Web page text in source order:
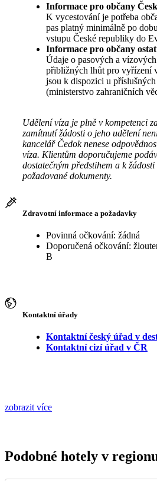
Informace pro občany
K vycestování je potřeba
pas platný minimálně po
vstupu České republiky do
Informace pro občany
Údaje o pasových a
přibližných lhůt pro vyřízení
jsou k dispozici u
(ministerstvo zahraničních
Udělení víza je plně v kompetenci
zamítnutí žádosti o jeho udělení
kancelář Čedok nenese
víza. Klientům doporučujeme
dostatečným předstihem a k
požadované dokumenty.
Zdravotní informace a požadavky
Povinná očkování: žádná
Doporučená očkování:
B
Kontaktní úřady
Kontaktní český úřad v
Kontaktní cizí úřad v ČR
zobrazit více
Podobné hotely v